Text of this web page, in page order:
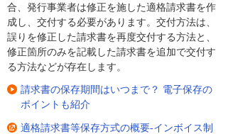
合、発行事業者は修正を施した適格請求書を作
成し、交付する必要があります。交付方法は、
誤りを修正した請求書を再度交付する方法と、
修正箇所のみを記載した請求書を追加で交付す
る方法などが存在します。
請求書の保存期間はいつまで？ 電子保存の
ポイントも紹介
適格請求書等保存方式の概要-インボイス制